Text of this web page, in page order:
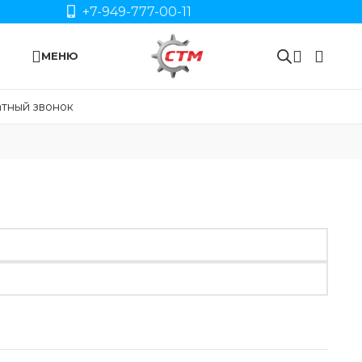
+7-949-777-00-11
МЕНЮ
звонок